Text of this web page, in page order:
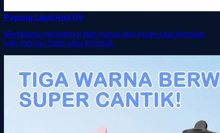
Payung Lipat Anti UV
Membantu melindungi dari panas dan hujan saat berjalan
kaki menuju halte atau terminal.